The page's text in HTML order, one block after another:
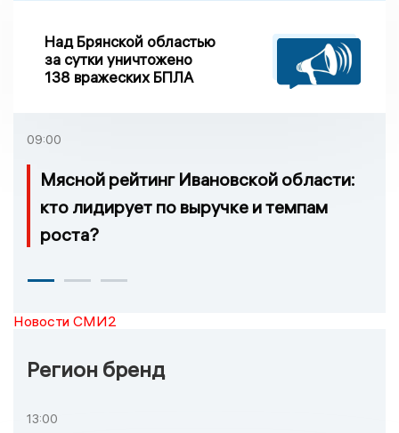
Над Брянской областью
за сутки уничтожено
138 вражеских БПЛА
09:00
Мясной рейтинг Ивановской области:
кто лидирует по выручке и темпам
роста?
Новости СМИ2
Регион бренд
13:00